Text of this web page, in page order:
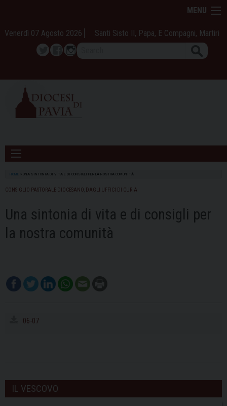
content
MENU
Venerdì 07 Agosto 2026 Santi Sisto II, Papa, E Compagni, Martiri
TwitterFacebook
Instagram
HOME UNA SINTONIA DI VITA E DI CONSIGLI PER LA NOSTRA COMUNITÀ
CONSIGLIO PASTORALE DIOCESANO DAGLI UFFICI DI CURIA
Una sintonia di vita e di consigli per
la nostra comunità
06-07
IL VESCOVO